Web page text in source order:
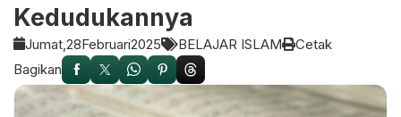
Kedudukannya
Jumat, 28Februari2025 BELAJAR ISLAM
Cetak
Bagikan